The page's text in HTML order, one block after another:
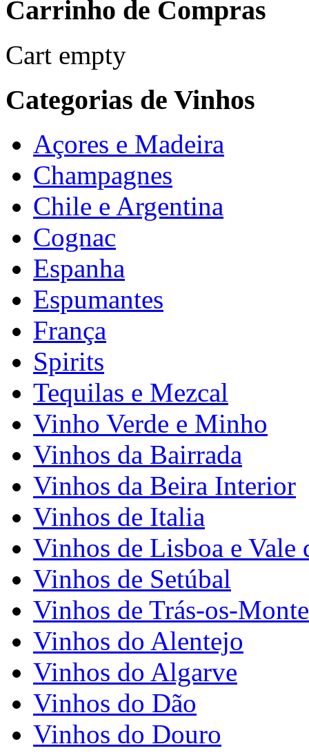
Carrinho de Compras
Cart empty
Categorias de Vinhos
Açores e Madeira
Champagnes
Chile e Argentina
Cognac
Espanha
Espumantes
França
Spirits
Tequilas e Mezcal
Vinho Verde e Minho
Vinhos da Bairrada
Vinhos da Beira Interior
Vinhos de Italia
Vinhos de Lisboa e Vale
Vinhos de Setúbal
Vinhos de Trás-os-
Vinhos do Alentejo
Vinhos do Algarve
Vinhos do Dão
Vinhos do Douro